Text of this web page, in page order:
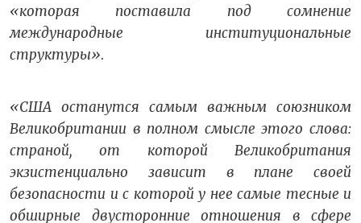
«которая поставила под сомнение
международные институциональные
структуры».
«США останутся самым важным союзником
Великобритании в полном смысле этого слова:
страной, от которой Великобритания
экзистенциально зависит в плане своей
безопасности и с которой у нее самые тесные и
обширные двусторонние отношения в сфере